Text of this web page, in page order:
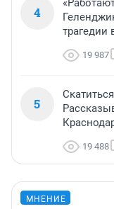
4
трагедии
19 987
5
19 488
МНЕНИЕ